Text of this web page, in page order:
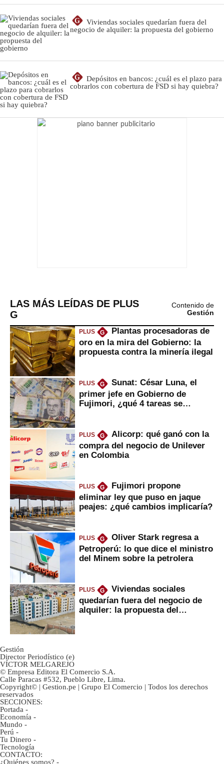
G
Viviendas sociales quedarían fuera del
negocio de alquiler: la propuesta del gobierno
G
Depósitos en bancos: ¿cuál es el plazo para
cobrarlos con cobertura de FSD si hay quiebra?
LAS MÁS LEÍDAS DE PLUS
G
Contenido de
Gestión
PLUS G
Plantas procesadoras de
oro en la mira del Gobierno: la
propuesta contra la minería ilegal
PLUS G
Sunat: César Luna, el
primer jefe en Gobierno de
Fujimori, ¿qué 4 tareas se
PLUS G
Alicorp: qué ganó con la
compra del negocio de Unilever
en Colombia
PLUS G
Fujimori propone
eliminar ley que puso en jaque
peajes: ¿qué cambios implicaría?
PLUS G
Oliver Stark regresa a
Petroperú: lo que dice el ministro
del Minem sobre la petrolera
PLUS G
Viviendas sociales
quedarían fuera del negocio de
alquiler: la propuesta del
Gestión
Director Periodístico (e)
VÍCTOR MELGAREJO
© Empresa Editora El Comercio S.A.
Calle Paracas #532, Pueblo Libre, Lima.
Copyright© | Gestion.pe | Grupo El Comercio | Todos los derechos
reservados
SECCIONES:
Portada -
Economía -
Mundo -
Perú -
Tu Dinero -
Tecnología
CONTACTO:
¿Quiénes somos? -